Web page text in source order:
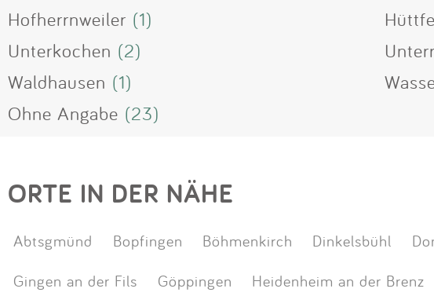
Hofherrnweiler (1)
Unterkochen (2)
Waldhausen (1)
Ohne Angabe (23)
ORTE IN DER NÄHE
Abtsgmünd Bopfingen Böhmenkirch Dinkelsbühl
Gingen an der Fils
Göppingen Heidenheim an der Brenz